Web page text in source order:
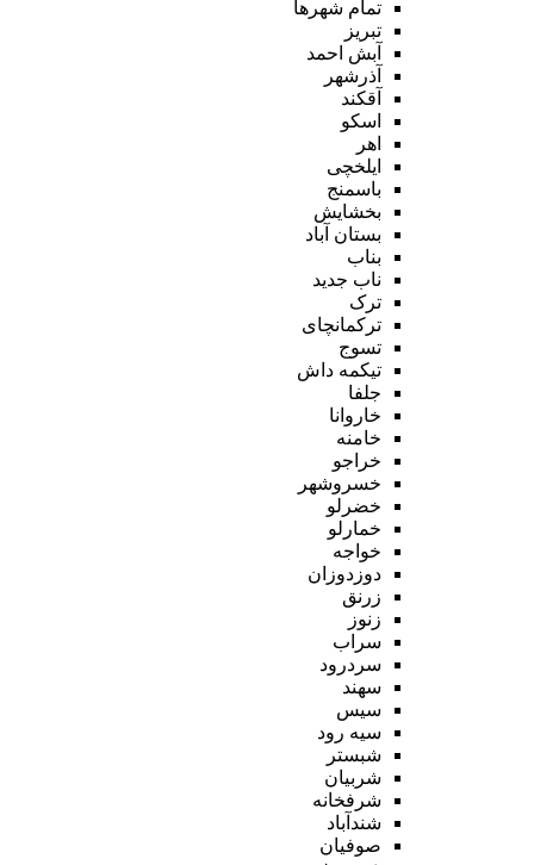
تمام شهر‌ها
تبریز
آبش احمد
آذرشهر
آقکند
اسکو
اهر
ایلخچی
باسمنج
بخشایش
بستان آباد
بناب
ناب جدید
ترک
ترکمانچای
تسوج
تیکمه داش
جلفا
خاروانا
خامنه
خراجو
خسروشهر
خضرلو
خمارلو
خواجه
دوزدوزان
زرنق
زنوز
سراب
سردرود
سهند
سیس
سیه رود
شبستر
شربیان
شرفخانه
شندآباد
صوفیان